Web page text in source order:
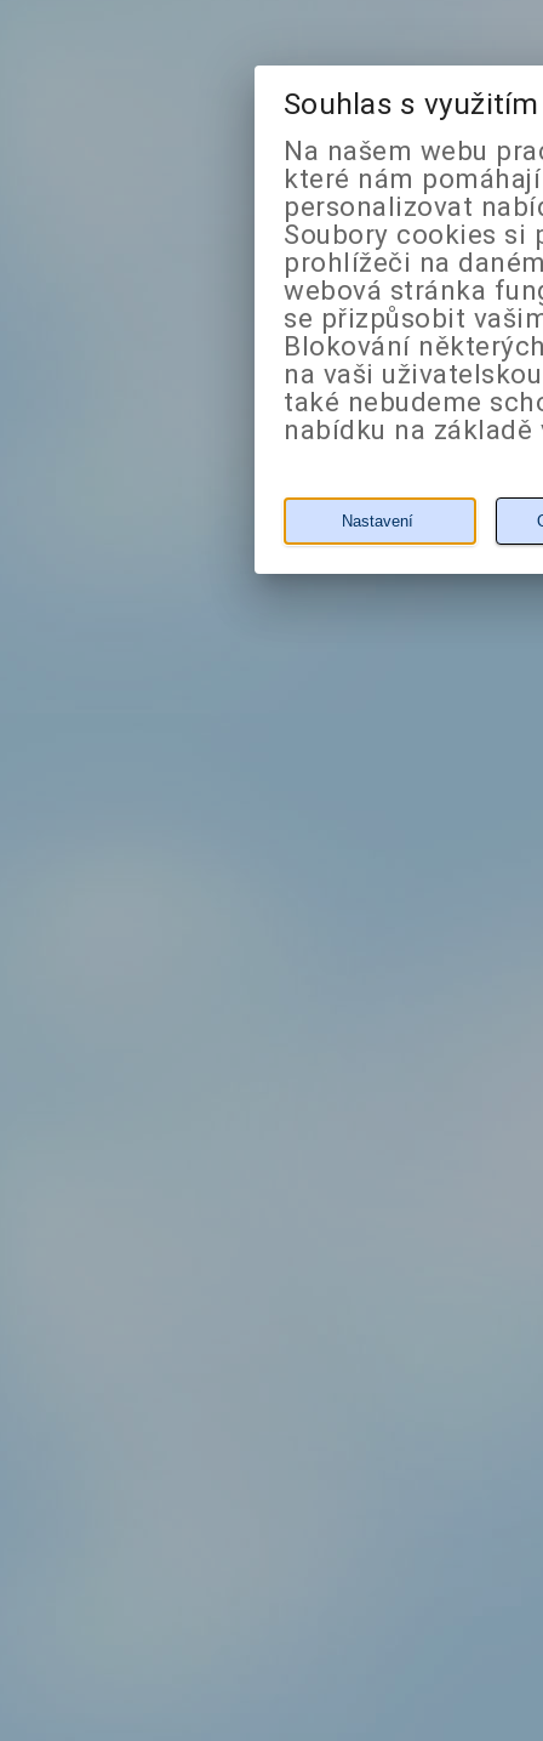
Souhlas s
Na našem webu
které nám
personalizovat
Soubory cookies si
prohlížeči na
webová stránka
se přizpůsobit
Blokování
na vaši
také nebudeme
nabídku na
Nastavení